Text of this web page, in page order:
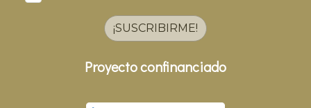
¡SUSCRIBIRME!
Proyecto confinanciado